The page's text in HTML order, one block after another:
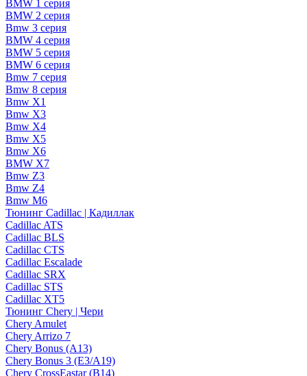
BMW 1 серия
BMW 2 серия
Bmw 3 серия
BMW 4 серия
BMW 5 серия
BMW 6 серия
Bmw 7 серия
Bmw 8 серия
Bmw X1
Bmw X3
Bmw X4
Bmw X5
Bmw X6
BMW X7
Bmw Z3
Bmw Z4
Bmw М6
Тюнинг Cadillac | Кадиллак
Cadillac ATS
Cadillac BLS
Cadillac CTS
Cadillac Escalade
Cadillac SRX
Cadillac STS
Cadillac XT5
Тюнинг Chery | Чери
Chery Amulet
Chery Arrizo 7
Chery Bonus (A13)
Chery Bonus 3 (E3/A19)
Chery CrossEastar (B14)